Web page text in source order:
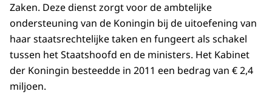
Zaken. Deze dienst zorgt voor de ambtelijke
ondersteuning van de Koningin bij de uitoefening van
haar staatsrechtelijke taken en fungeert als schakel
tussen het Staatshoofd en de ministers. Het Kabinet
der Koningin besteedde in 2011 een bedrag van € 2,4
miljoen.